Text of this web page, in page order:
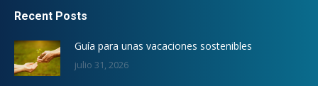
Recent Posts
Guía para unas vacaciones sostenibles
julio 31, 2026